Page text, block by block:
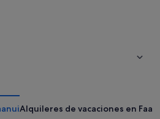
Alquileres de vacaciones en